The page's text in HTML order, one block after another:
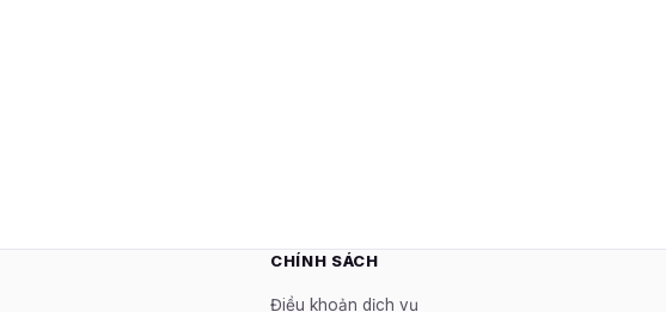
CHÍNH SÁCH
Điều khoản dịch vụ